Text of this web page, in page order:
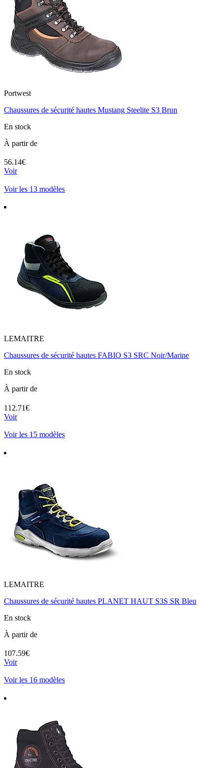
Portwest
Chaussures de sécurité hautes Mustang Steelite S3 Brun
En stock
À partir de
56.14€
Voir
Voir les 13 modèles
LEMAITRE
Chaussures de sécurité hautes FABIO S3 SRC Noir/Marine
En stock
À partir de
112.71€
Voir
Voir les 15 modèles
LEMAITRE
Chaussures de sécurité hautes PLANET HAUT S3S SR Bleu
En stock
À partir de
107.59€
Voir
Voir les 16 modèles